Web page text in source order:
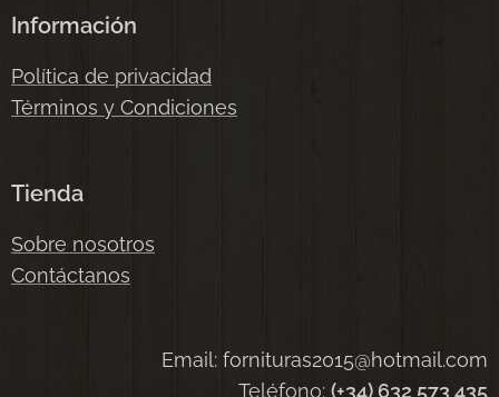
Información
Política de privacidad
Términos y Condiciones
Tienda
Sobre nosotros
Contáctanos
Email: fornituras2015@hotmail.com
Teléfono: (+34) 632 573 435